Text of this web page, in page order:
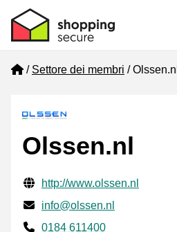
Home
Settore dei membri Olssen.nl
Olssen.nl
Informazioni di contatto verificate
Website URL
http://www.olssen.nl
Mail
info@olssen.nl
Phone number
0184 611400